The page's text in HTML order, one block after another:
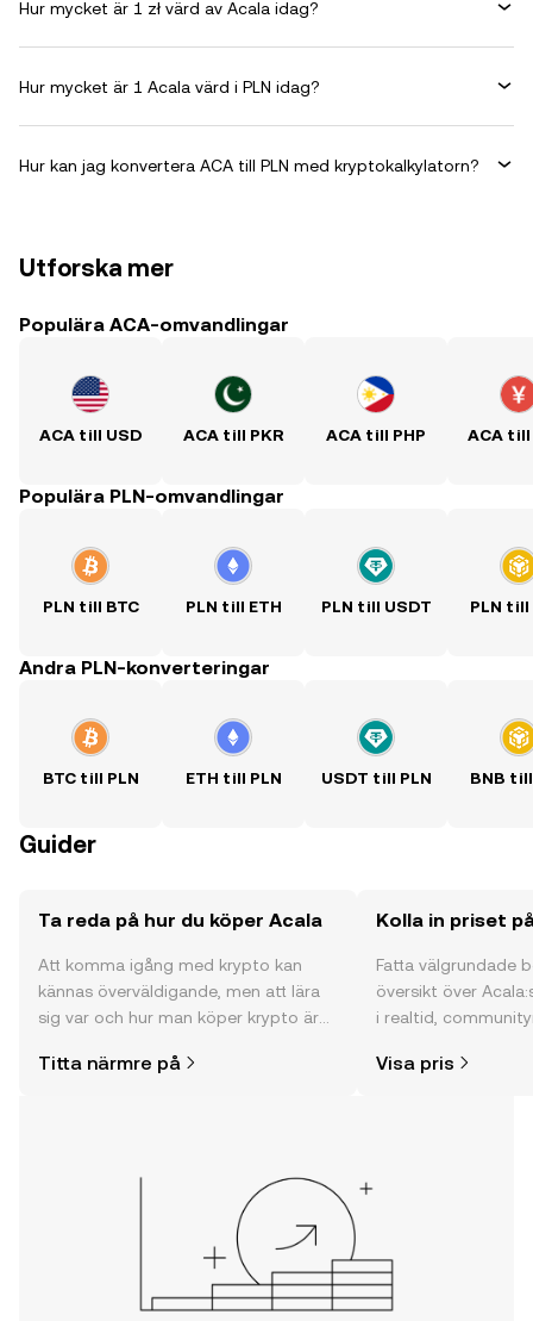
Hur mycket är 1 zł värd av Acala idag?
Hur mycket är 1 Acala värd i PLN idag?
Hur kan jag konvertera ACA till PLN med kryptokalkylatorn?
Utforska mer
Populära ACA-omvandlingar
ACA till USD ACA till PKR ACA till PHP ACA till
Populära PLN-omvandlingar
PLN till BTC PLN till ETH PLN till USDT PLN till
Andra PLN-konverteringar
BTC till PLN ETH till PLN USDT till PLN BNB till
Guider
Ta reda på hur du köper Acala
Att komma igång med krypto kan
kännas överväldigande, men att lära
sig var och hur man köper krypto är
din resa på OKX mobilapp eller direkt
Titta närmre på
Kolla in priset
Fatta välgrundade
översikt över
i realtid,
Visa pris